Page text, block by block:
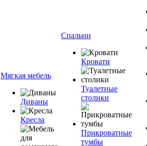
Мягкая мебель
Диваны
Кресла
Спальни
Кровати
Туалетные
столики
Прикроватные
тумбы